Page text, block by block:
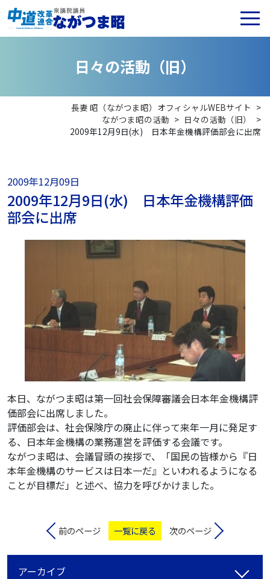
日々の活動 （旧）
長妻 昭（ながつま昭）オフィシャルWEBサイト >
ながつま昭の活動 > 日々の活動（旧）
>
2009年12月9日(水) 日本年金機構評価部会に出席
2009年12月09日
2009年12月9日(水) 日本年金機構評価
部会に出席
本日、ながつま昭は第一回社会保障審議会日本年金機構評
価部会に出席しました。
評価部会は、社会保険庁の廃止に伴って来年一月に発足す
る、日本年金機構の業務運営を評価する会議です。
ながつま昭は、会議冒頭の挨拶で、「国民の皆様から『日
本年金機構のサービスは日本一だ』といわれるようになる
ことが目標だ」と述べ、協力を呼びかけました。
前のページ 一覧に戻る 次のページ
アーカイブ